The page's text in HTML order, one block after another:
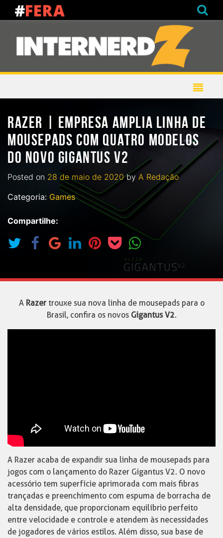
RAZER | EMPRESA AMPLIA LINHA DE
MOUSEPADS COM QUATRO MODELOS
DO NOVO GIGANTUS V2
Posted on 28 de maio de 2020by A Redação
Categoria: Games
Compartilhe:
A Razertrouxe sua nova linha de mousepads para o
Brasil, confira os novos Gigantus V2.
A Razer acaba de expandir sua linha de mousepads para
jogos com o lançamento do Razer Gigantus V2. O novo
acessório tem superfície aprimorada com mais fibras
trançadas e preenchimento com espuma de borracha de
alta densidade, que proporcionam equilíbrio perfeito
entre velocidade e controle e atendem às necessidades
de jogadores de vários estilos. Além disso, sua base de